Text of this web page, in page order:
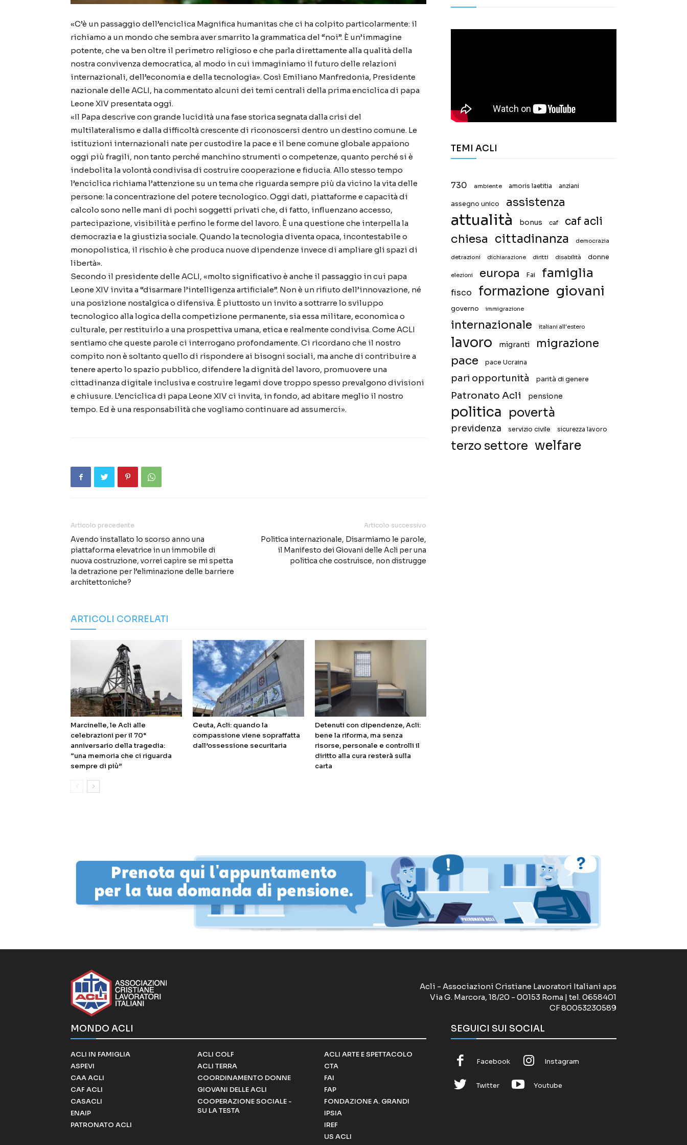
«C’è un passaggio dell’enciclica Magnifica humanitas che ci ha colpito particolarmente: il
richiamo a un mondo che sembra aver smarrito la grammatica del “noi”. È un’immagine
potente, che va ben oltre il perimetro religioso e che parla direttamente alla qualità della
nostra convivenza democratica, al modo in cui immaginiamo il futuro delle relazioni
internazionali, dell’economia e della tecnologia». Così Emiliano Manfredonia, Presidente
nazionale delle ACLI, ha commentato alcuni dei temi centrali della prima enciclica di papa
Leone XIV presentata oggi.
«Il Papa descrive con grande lucidità una fase storica segnata dalla crisi del
multilateralismo e dalla difficoltà crescente di riconoscersi dentro un destino comune. Le
istituzioni internazionali nate per custodire la pace e il bene comune globale appaiono
oggi più fragili, non tanto perché manchino strumenti o competenze, quanto perché si è
indebolita la volontà condivisa di costruire cooperazione e fiducia. Allo stesso tempo
l’enciclica richiama l’attenzione su un tema che riguarda sempre più da vicino la vita delle
persone: la concentrazione del potere tecnologico. Oggi dati, piattaforme e capacità di
calcolo sono nelle mani di pochi soggetti privati che, di fatto, influenzano accesso,
partecipazione, visibilità e perfino le forme del lavoro. È una questione che interpella la
democrazia e la giustizia sociale. Quando la tecnologia diventa opaca, incontestabile o
monopolistica, il rischio è che produca nuove dipendenze invece di ampliare gli spazi di
libertà».
Secondo il presidente delle ACLI, «molto significativo è anche il passaggio in cui papa
Leone XIV invita a “disarmare l’intelligenza artificiale”. Non è un rifiuto dell’innovazione, né
una posizione nostalgica o difensiva. È piuttosto un invito a sottrarre lo sviluppo
tecnologico alla logica della competizione permanente, sia essa militare, economica o
culturale, per restituirlo a una prospettiva umana, etica e realmente condivisa. Come ACLI
sentiamo che queste parole ci interrogano profondamente. Ci ricordano che il nostro
compito non è soltanto quello di rispondere ai bisogni sociali, ma anche di contribuire a
tenere aperto lo spazio pubblico, difendere la dignità del lavoro, promuovere una
cittadinanza digitale inclusiva e costruire legami dove troppo spesso prevalgono divisioni
e chiusure. L’enciclica di papa Leone XIV ci invita, in fondo, ad abitare meglio il nostro
tempo. Ed è una responsabilità che vogliamo continuare ad assumerci».
Articolo precedente
Avendo installato lo scorso anno una
piattaforma elevatrice in un immobile di
nuova costruzione, vorrei capire se mi spetta
la detrazione per l’eliminazione delle barriere
architettoniche?
Articolo successivo
Politica internazionale, Disarmiamo le parole,
il Manifesto dei Giovani delle Acli per una
politica che costruisce, non distrugge
ARTICOLI CORRELATI
Marcinelle, le Acli alle
celebrazioni per il 70°
anniversario della tragedia:
“una memoria che ci riguarda
sempre di più”
Ceuta, Acli: quando la
compassione viene sopraffatta
dall’ossessione securitaria
Detenuti con dipendenze, Acli:
bene la riforma, ma senza
risorse, personale e controlli il
diritto alla cura resterà sulla
carta
TEMI ACLI
730 ambiente amoris laetitia anziani
assegno unico assistenza
attualità bonus caf caf acli
chiesa cittadinanza democrazia
detrazioni dichiarazione diritti disabilità donne
elezioni europa Fai famiglia
fisco formazione giovani
governo immigrazione
internazionale italiani all'estero
lavoro migranti
migrazione
pace
pace Ucraina
pari opportunità parità di genere
Patronato Acli pensione
politica povertà
previdenza servizio civile sicurezza lavoro
terzo settore welfare
Acli - Associazioni Cristiane Lavoratori Italiani aps
Via G. Marcora, 18/20 - 00153 Roma | tel. 0658401
CF 80053230589
MONDO ACLI
ACLI IN FAMIGLIA
ASPEVI
CAA ACLI
CAF ACLI
CASACLI
ENAIP
PATRONATO ACLI
ACLI COLF
ACLI TERRA
COORDINAMENTO DONNE
GIOVANI DELLE ACLI
COOPERAZIONE SOCIALE -
SU LA TESTA
ACLI ARTE E SPETTACOLO
CTA
FAI
FAP
FONDAZIONE A. GRANDI
IPSIA
IREF
US ACLI
SEGUICI SUI SOCIAL
Facebook Instagram
Twitter Youtube